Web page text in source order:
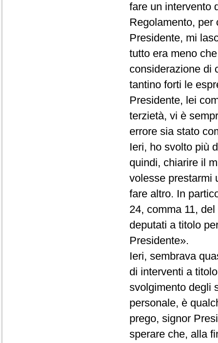
fare un intervento
Regolamento, per
Presidente, mi
tutto era meno
considerazione di
tantino forti le
Presidente, lei
terzietà, vi è
errore sia stato
Ieri, ho svolto più
quindi, chiarire il
volesse prestarmi
fare altro. In
24, comma 11,
deputati a titolo
Presidente».
Ieri, sembrava
di interventi a
svolgimento degli
personale, è
prego, signor
sperare che, alla